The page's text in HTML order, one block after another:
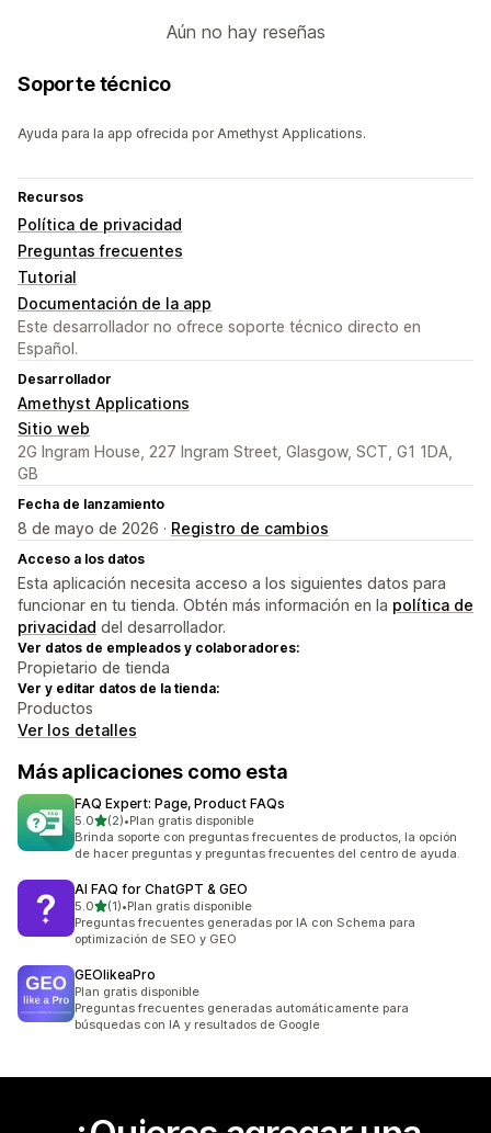
Aún no hay reseñas
Soporte técnico
Ayuda para la app ofrecida por Amethyst Applications.
Recursos
Política de privacidad
Preguntas frecuentes
Tutorial
Documentación de la app
Este desarrollador no ofrece soporte técnico directo en
Español.
Desarrollador
Amethyst Applications
Sitio web
2G Ingram House, 227 Ingram Street, Glasgow, SCT, G1 1DA,
GB
Fecha de lanzamiento
8 de mayo de 2026 · Registro de cambios
Acceso a los datos
Esta aplicación necesita acceso a los siguientes datos para
funcionar en tu tienda. Obtén más información en la política de
privacidad del desarrollador.
Ver datos de empleados y colaboradores:
Propietario de tienda
Ver y editar datos de la tienda:
Productos
Ver los detalles
Más aplicaciones como esta
FAQ Expert: Page, Product FAQs
5.0de 5 estrellas
(2)
2 reseñas en total
•Plan gratis disponible
Brinda soporte con preguntas frecuentes de productos, la opción
de hacer preguntas y preguntas frecuentes del centro de ayuda.
AI FAQ for ChatGPT & GEO
5.0de 5 estrellas
(1)
1 reseñas en total
•Plan gratis disponible
Preguntas frecuentes generadas por IA con Schema para
optimización de SEO y GEO
GEOlikeaPro
Plan gratis disponible
Preguntas frecuentes generadas automáticamente para
búsquedas con IA y resultados de Google